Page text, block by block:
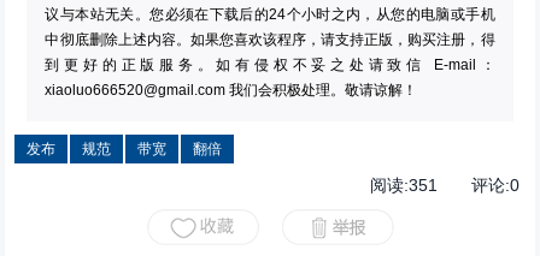
议与本站无关。您必须在下载后的24个小时之内，从您的电脑或手机
中彻底删除上述内容。如果您喜欢该程序，请支持正版，购买注册，得
到更好的正版服务。如有侵权不妥之处请致信 E-mail：
xiaoluo666520@gmail.com 我们会积极处理。敬请谅解！
发布 规范 带宽 翻倍
阅读:351 评论:0